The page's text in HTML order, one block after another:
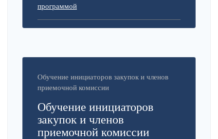
программой
Обучение инициаторов закупок и членов
приемочной комиссии
Обучение инициаторов
закупок и членов
приемочной комиссии